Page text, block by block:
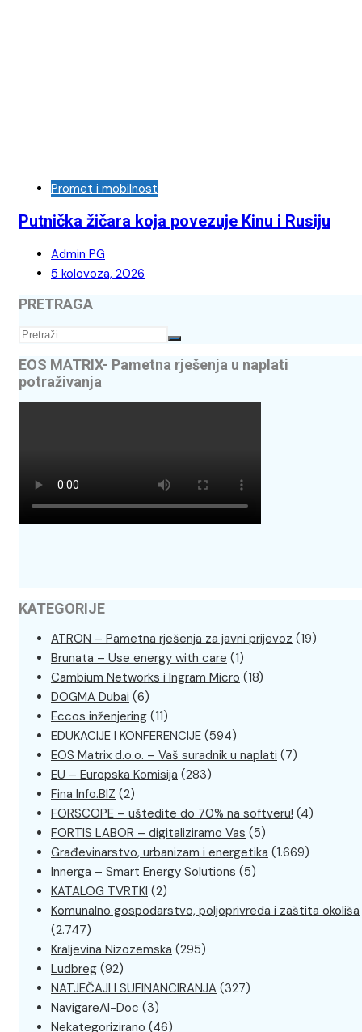
Promet i mobilnost
Putnička žičara koja povezuje Kinu i Rusiju
Admin PG
5 kolovoza, 2026
PRETRAGA
EOS MATRIX- Pametna rješenja u naplati
potraživanja
KATEGORIJE
ATRON – Pametna rješenja za javni prijevoz (19)
Brunata – Use energy with care (1)
Cambium Networks i Ingram Micro (18)
DOGMA Dubai (6)
Eccos inženjering (11)
EDUKACIJE I KONFERENCIJE (594)
EOS Matrix d.o.o. – Vaš suradnik u naplati (7)
EU – Europska Komisija (283)
Fina Info.BIZ (2)
FORSCOPE – uštedite do 70% na softveru! (4)
FORTIS LABOR – digitaliziramo Vas (5)
Građevinarstvo, urbanizam i energetika (1.669)
Innerga – Smart Energy Solutions (5)
KATALOG TVRTKI (2)
Komunalno gospodarstvo, poljoprivreda i zaštita okoliša
(2.747)
Kraljevina Nizozemska (295)
Ludbreg (92)
NATJEČAJI I SUFINANCIRANJA (327)
NavigareAI-Doc (3)
Nekategorizirano (46)